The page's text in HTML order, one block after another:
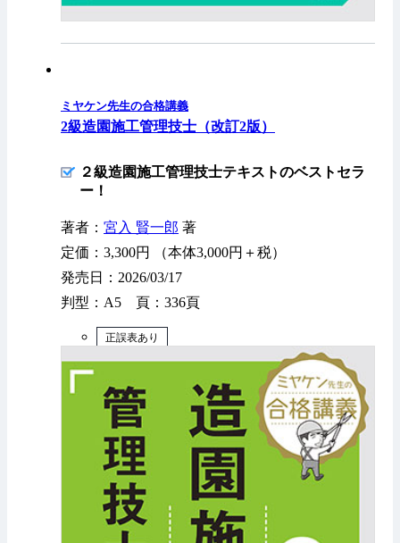
ミヤケン先生の合格講義
2級造園施工管理技士（改訂2版）
２級造園施工管理技士テキストのベストセラ
ー！
著者： 宮入 賢一郎 著
定価：3,300円 （本体3,000円＋税）
発売日：2026/03/17
判型：A5 頁：336頁
正誤表あり